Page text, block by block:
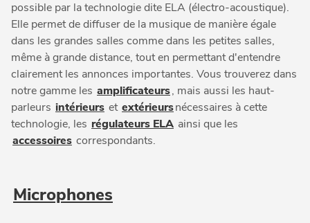
possible par la technologie dite ELA (électro-acoustique).
Elle permet de diffuser de la musique de manière égale
dans les grandes salles comme dans les petites salles,
même à grande distance, tout en permettant d'entendre
clairement les annonces importantes. Vous trouverez dans
notre gamme les amplificateurs, mais aussi les haut-
parleurs intérieurs et extérieursnécessaires à cette
technologie, les régulateurs ELA ainsi que les
accessoires correspondants.
Microphones